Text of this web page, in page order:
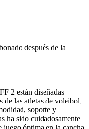
después de la
2 están diseñadas
de las atletas de voleibol,
soporte y
ha sido cuidadosamente